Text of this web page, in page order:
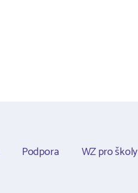
Podpora WZ pro školy